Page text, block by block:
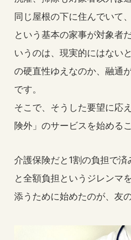
同じ屋根の下に住んでいて
という基本の家事が対象者
いうのは、現実的にはない
の硬直性ゆえなのか、融通
です。
そこで、そうした要望に応
険外」のサービスを始める
介護保険だと1割の負担で
と全額負担というジレンマ
添うために始めたのが、友の